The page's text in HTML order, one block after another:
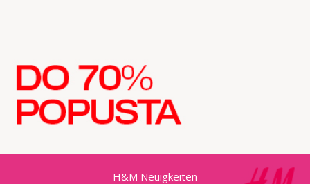
H&M Neuigkeiten